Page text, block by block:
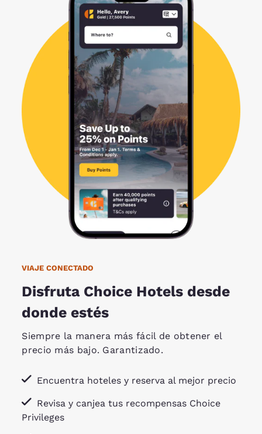
VIAJE CONECTADO
Disfruta Choice Hotels desde
donde estés
Siempre la manera más fácil de obtener el
precio más bajo. Garantizado.
Encuentra hoteles y reserva al mejor precio
Revisa y canjea tus recompensas Choice
Privileges